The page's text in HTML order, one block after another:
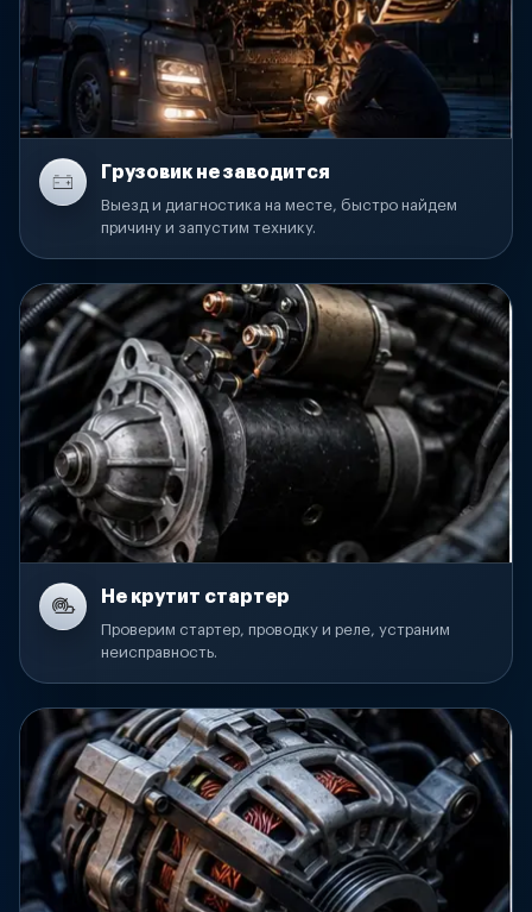
Грузовик не заводится
Выезд и диагностика на месте, быстро найдем
причину и запустим технику.
Не крутит стартер
Проверим стартер, проводку и реле, устраним
неисправность.